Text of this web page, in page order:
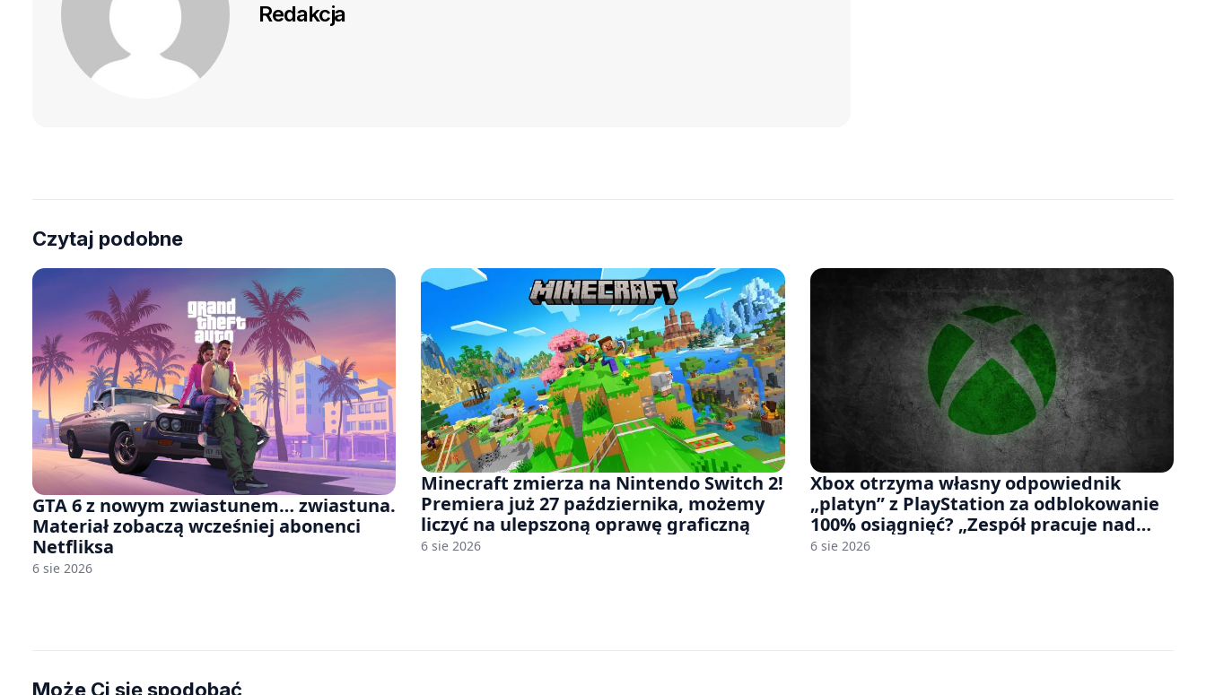
Redakcja
Czytaj podobne
GTA 6 z nowym zwiastunem… zwiastuna.
Materiał zobaczą wcześniej abonenci
Netfliksa
6 sie 2026
Minecraft zmierza na Nintendo Switch 2!
Premiera już 27 października, możemy
liczyć na ulepszoną oprawę graficzną
6 sie 2026
Xbox otrzyma własny odpowiednik
„platyn” z PlayStation za odblokowanie
100% osiągnięć? „Zespół pracuje nad
czymś, co ma się pojawić jeszcze w tym
6 sie 2026
Może Ci się spodobać